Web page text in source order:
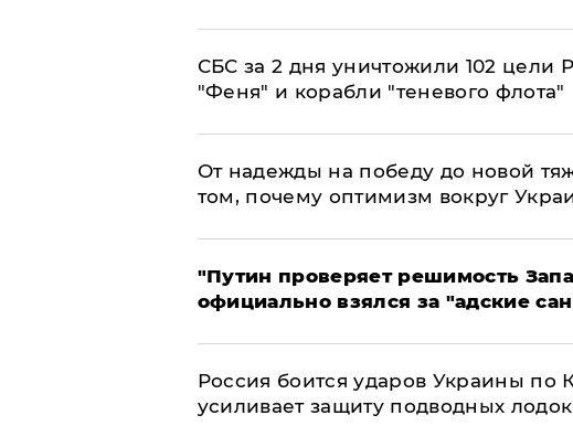
СБС за 2 дня уничтожили 102
"Феня" и корабли "теневого флота"
От надежды на победу до новой
том, почему оптимизм вокруг
"Путин проверяет решимость
официально взялся за "адские
Россия боится ударов Украины по
усиливает защиту подводных лодок